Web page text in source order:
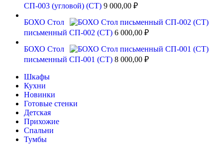
СП-003 (угловой) (СТ) 9 000,00 ₽
БОХО Стол
письменный СП-002 (СТ) 6 000,00 ₽
БОХО Стол
письменный СП-001 (СТ) 8 000,00 ₽
Шкафы
Кухни
Новинки
Готовые стенки
Детская
Прихожие
Спальни
Тумбы